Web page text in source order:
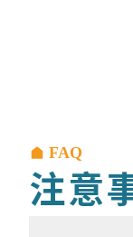
FAQ
注意